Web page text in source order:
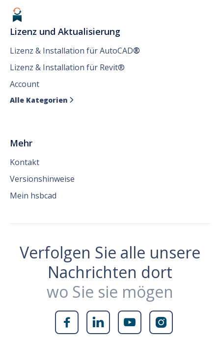
Lizenz und Aktualisierung
Lizenz & Installation für AutoCAD®
Lizenz & Installation für Revit®
Account
Alle Kategorien 
Mehr
Kontakt
Versionshinweise
Mein hsbcad
Verfolgen Sie alle unsere
Nachrichten dort
wo Sie sie mögen
   